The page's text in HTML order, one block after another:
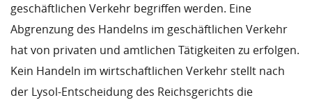
geschäftlichen Verkehr begriffen werden. Eine
Abgrenzung des Handelns im geschäftlichen Verkehr
hat von privaten und amtlichen Tätigkeiten zu erfolgen.
Kein Handeln im wirtschaftlichen Verkehr stellt nach
der Lysol-Entscheidung des Reichsgerichts die